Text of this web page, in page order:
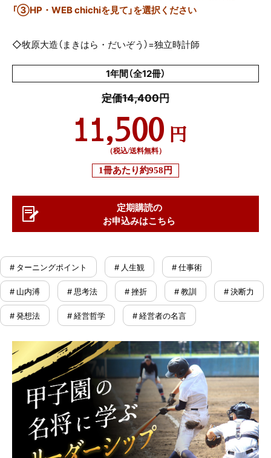
「③HP・WEB chichiを見て」を選択ください
◇牧原大造（まきはら・だいぞう）=独立時計師
1年間（全12冊）
定価14,400円
11,500 円
（税込/送料無料）
1冊あたり約958円
定期購読の
お申込みはこちら
# ターニングポイント # 人生観 # 仕事術
# 山内溥 # 思考法 # 挫折 # 教訓 # 決断力
# 発想法 # 経営哲学 # 経営者の名言